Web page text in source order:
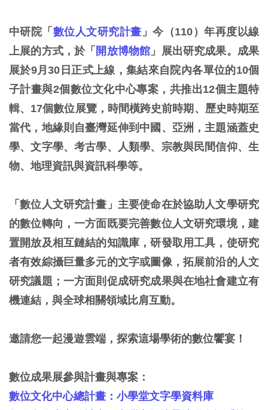
中研院「 數位人文研究計畫 」今（110）年再度以線
上展的方式，於「 開放博物館 」展出研究成果。成果
展於9月30日正式上線，集結來自院內各單位的10個
子計畫與2個數位文化中心專案，共推出12個主題特
輯、17個數位展覽，時間橫跨史前時期、歷史時期至
當代，地緣則自臺灣延伸到中國、亞洲，主題涵蓋史
學、文字學、考古學、人類學、宗教與民間信仰、生
物、地理資訊與資訊科學等。
「數位人文研究計畫」主要使命在於協助人文學研究
的數位轉向，一方面既要完善數位人文研究環境，建
置開放及相互鏈結的知識庫，研發取用工具，使研究
者有效綜攝巨量多元的文字或圖像，拓展前沿的人文
研究議題；一方面則促成研究成果與在地社會建立有
機連結，與全球相關領域比肩互動。
邀請您一起漫遊雲端，探索這場學術的數位饗宴！
數位成果展參與計畫與專案：
數位文化中心總計畫：小學堂文字學資料庫